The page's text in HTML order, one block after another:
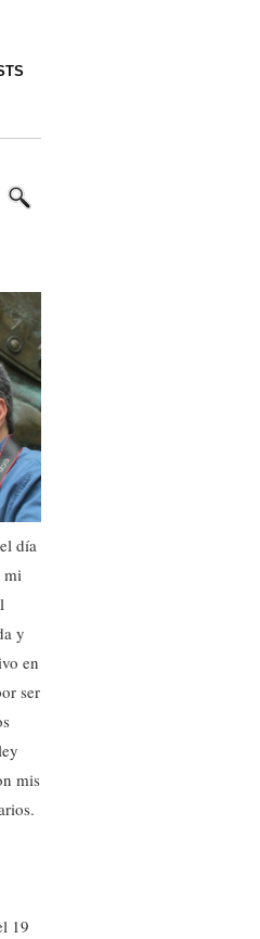
día
mi
y
en
ser
mis
19